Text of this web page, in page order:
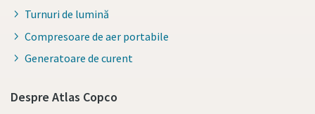
Turnuri de lumină
Compresoare de aer portabile
Generatoare de curent
Despre Atlas Copco